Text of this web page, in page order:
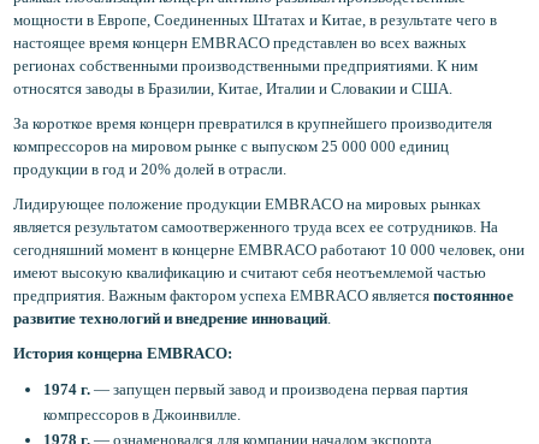
мощности в Европе, Соединенных Штатах и Китае, в результате чего в
настоящее время концерн EMBRACO представлен во всех важных
регионах собственными производственными предприятиями. К ним
относятся заводы в Бразилии, Китае, Италии и Словакии и США.
За короткое время концерн превратился в крупнейшего производителя
компрессоров на мировом рынке с выпуском 25 000 000 единиц
продукции в год и 20% долей в отрасли.
Лидирующее положение продукции EMBRACO на мировых рынках
является результатом самоотверженного труда всех ее сотрудников. На
сегодняшний момент в концерне EMBRACO работают 10 000 человек, они
имеют высокую квалификацию и считают себя неотъемлемой частью
предприятия. Важным фактором успеха EMBRACO являетсяпостоянное
развитие технологий и внедрение инноваций.
История концерна EMBRACO:
1974 г. — запущен первый завод и производена первая партия
компрессоров в Джоинвилле.
1978 г. — ознаменовался для компании началом экспорта